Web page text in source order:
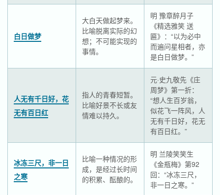
白日做梦
大白天做起梦来。
比喻脱离实际的幻
想；不可能实现的
事情。
明 豫章醉月子
《精选雅笑 送
匾》：“以为必中
而遍问星相者，亦
是白日做梦。”
人无有千日好，花
无有百日红
指人的青春短暂。
比喻好景不长或友
情难以持久。
元·史九敬先《庄
周梦》第一折：
“想人生百岁翁，
似花飞一阵风，人
无有千日好，花无
有百日红。”
冰冻三尺，非一日
之寒
比喻一种情况的形
成，是经过长时间
的积累、酝酿的。
明 兰陵笑笑生
《金瓶梅》第92
回：“冰冻三尺，
非一日之寒。”